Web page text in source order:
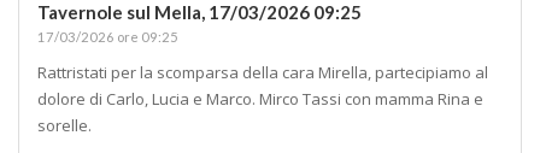
Tavernole sul Mella, 17/03/2026 09:25
17/03/2026 ore 09:25
Rattristati per la scomparsa della cara Mirella, partecipiamo al
dolore di Carlo, Lucia e Marco. Mirco Tassi con mamma Rina e
sorelle.